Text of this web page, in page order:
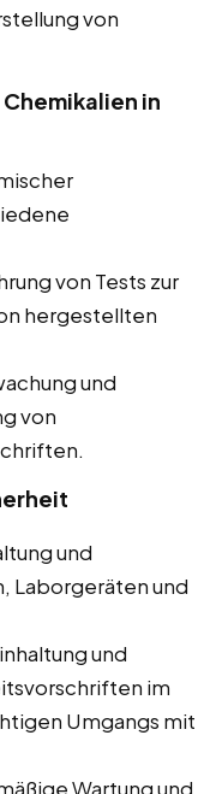
von
in
von Tests zur
hergestellten
und
von
und
Laborgeräten und
und
im
Umgangs mit
Wartung und